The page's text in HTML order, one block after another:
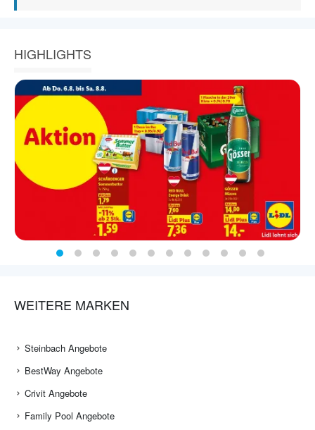
HIGHLIGHTS
WEITERE MARKEN
Steinbach Angebote
BestWay Angebote
Crivit Angebote
Family Pool Angebote